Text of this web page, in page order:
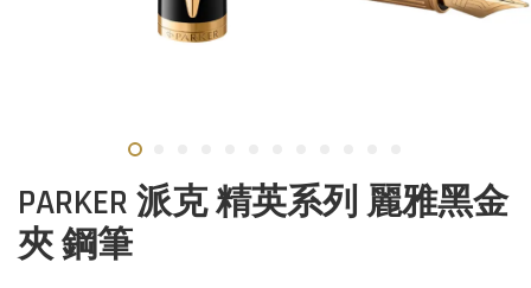
PARKER 派克 精英系列 麗雅黑金
夾 鋼筆